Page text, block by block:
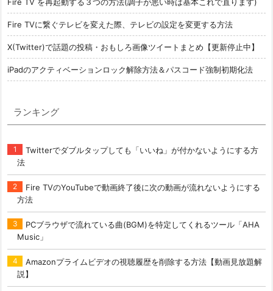
Fire TVに繋ぐテレビを変えた際、テレビの設定を変更する方法
X(Twitter)で話題の投稿・おもしろ画像ツイートまとめ【更新停止中】
iPadのアクティベーションロック解除方法＆パスコード強制初期化法
ランキング
Twitterでダブルタップしても「いいね」が付かないようにする方
法
Fire TVのYouTubeで動画終了後に次の動画が流れないようにする
方法
PCブラウザで流れている曲(BGM)を特定してくれるツール「AHA
Music」
Amazonプライムビデオの視聴履歴を削除する方法【動画見放題解
説】